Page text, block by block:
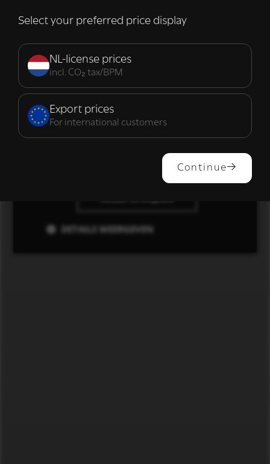
Select your preferred price display
NL-license prices
incl. CO₂ tax/BPM
Export prices
For international customers
Continue
van hun diensten. Lees verder
Strikt
noodzakelijk
Prestatie Targeting
ALLES ACCEPTEREN
DETAILS WEERGEVEN